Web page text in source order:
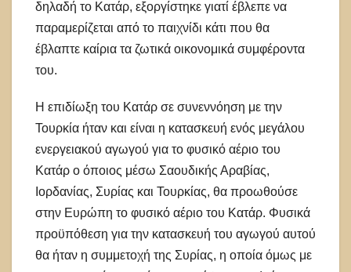
δηλαδή το Κατάρ, εξοργίστηκε γιατί έβλεπε να
παραμερίζεται από το παιχνίδι κάτι που θα
έβλαπτε καίρια τα ζωτικά οικονομικά συμφέροντα
του.
Η επιδίωξη του Κατάρ σε συνεννόηση με την
Τουρκία ήταν και είναι η κατασκευή ενός μεγάλου
ενεργειακού αγωγού για το φυσικό αέριο του
Κατάρ ο όποιος μέσω Σαουδικής Αραβίας,
Ιορδανίας, Συρίας και Τουρκίας, θα προωθούσε
στην Ευρώπη το φυσικό αέριο του Κατάρ. Φυσικά
προϋπόθεση για την κατασκευή του αγωγού αυτού
θα ήταν η συμμετοχή της Συρίας, η οποία όμως με